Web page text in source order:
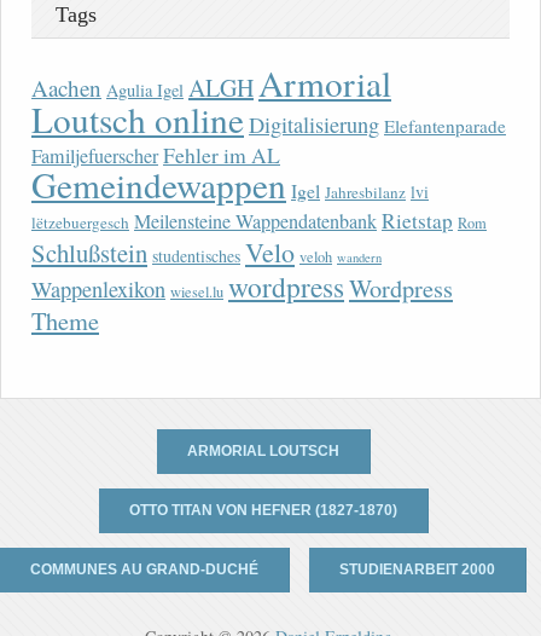
Tags
Aachen Agulia Igel ALGHArmorial
Loutsch onlineDigitalisierung Elefantenparade
FamiljefuerscherFehler im AL
Gemeindewappen Igel Jahresbilanz lvi
lëtzebuergesch Meilensteine WappendatenbankRietstap Rom
Schlußstein studentisches Velo veloh wandern
Wappenlexikon wiesel.lu wordpressWordpress
Theme
ARMORIAL LOUTSCH
OTTO TITAN VON HEFNER (1827-1870)
COMMUNES AU GRAND-DUCHÉ STUDIENARBEIT 2000